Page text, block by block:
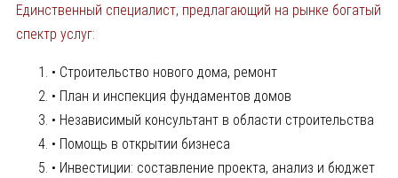
Единственный специалист, предлагающий на рынке богатый
спектр услуг:
• Строительство нового дома, ремонт
• План и инспекция фундаментов домов
• Независимый консультант в области строительства
• Помощь в открытии бизнеса
• Инвестиции: составление проекта, анализ и бюджет